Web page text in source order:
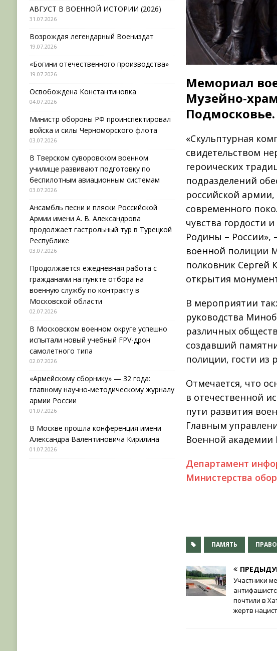
Мемориал
Музейно-
Подмосковье.
«Скульптурная
свидетельством
героических
подразделений
российской
современного
чувства гордости
Родины – России»,
военной полиции
полковник Сергей
открытия
В мероприятии
руководства
различных
создавший
полиции, гости из
Отмечается, что
в отечественной
пути развития
Главным
Военной
Департамент
Министерства
ПАМЯТЬ ПРАВО
Участники
почтили в
жертв
АВГУСТ В ВОЕННОЙ ИСТОРИИ (2026)
31.07.2026
Возрождая легендарный Воениздат
19.07.2026
«Богини отечественного производства»
19.07.2026
Освобождена Константиновка
04.07.2026
Министр обороны РФ проинспектировал
войска и силы Черноморского флота
03.07.2026
В Тверском суворовском военном
училище развивают подготовку по
беспилотным авиационным системам
03.07.2026
Ансамбль песни и пляски Российской
Армии имени А. В. Александрова
продолжает гастрольный тур в Турецкой
Республике
03.07.2026
Продолжается ежедневная работа с
гражданами на пункте отбора на
военную службу по контракту в
Московской области
02.07.2026
В Московском военном округе успешно
испытали новый учебный FPV-дрон
самолетного типа
02.07.2026
«Армейскому сборнику» — 32 года:
главному научно-методическому журналу
армии России
01.07.2026
В Москве прошла конференция имени
Александра Валентиновича Кирилина
01.07.2026